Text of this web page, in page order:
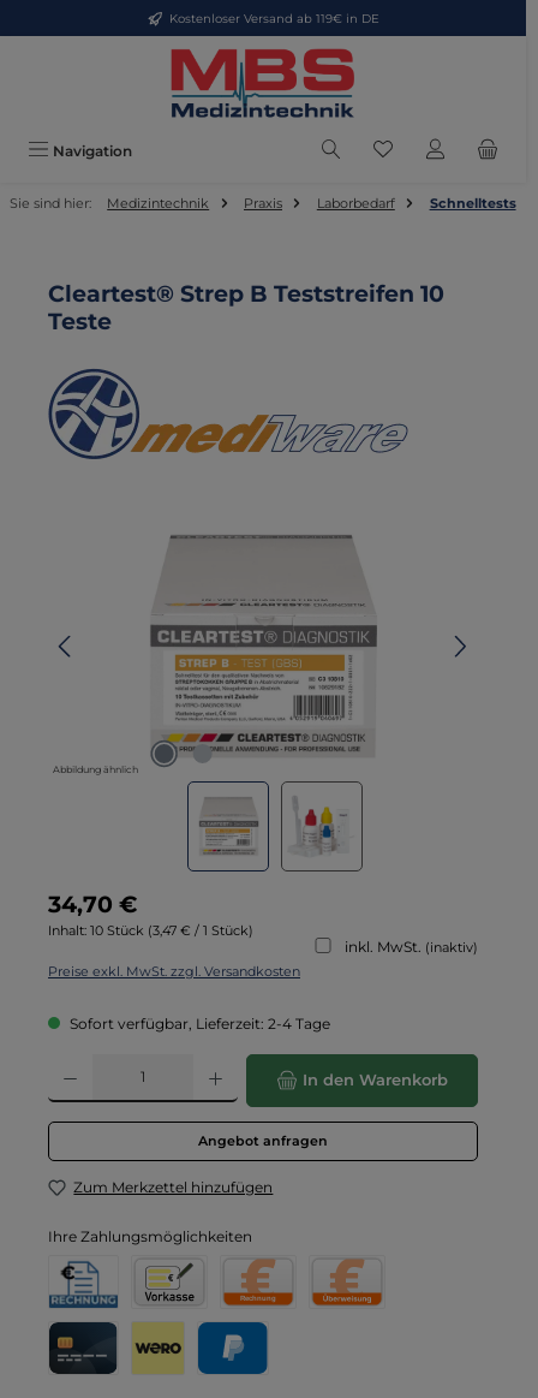
Zum Hauptinhalt springenKostenloser Versand ab 119€ in DE
Navigation Du hast 0
Sie sind hier: Medizintechnik Praxis Laborbedarf Schnelltests
Cleartest® Strep B Teststreifen 10
Teste
Abbildung ähnlich
Regulärer Preis:
34,70 €
Inhalt: 10 Stück (3,47 € / 1 Stück)
inkl. MwSt. (inaktiv)
Preise exkl. MwSt. zzgl. Versandkosten
Sofort verfügbar, Lieferzeit: 2-4 Tage
Produkt Anzahl: Gib den gewünschten Wert ein oder benutze die
In den Warenkorb
Angebot anfragen
Zum Merkzettel hinzufügen
Ihre Zahlungsmöglichkeiten
Rechnung
Rechnung für Behörden
Vorkasse